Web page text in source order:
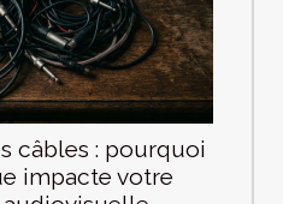
câbles : pourquoi
impacte votre